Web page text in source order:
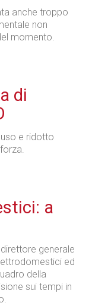
anche troppo
non
momento.
di
e ridotto
a
direttore generale
ed
della
sui tempi in